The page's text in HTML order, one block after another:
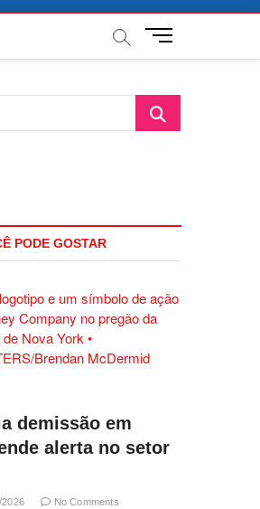
M
u
B
u
Pesquisar
PODE GOSTAR
demissão em
alerta no setor
No Comments